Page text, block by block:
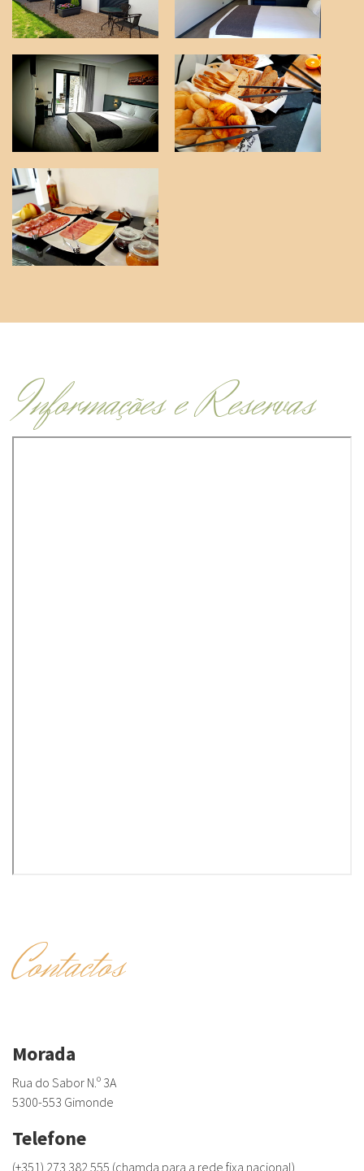
Informações e Reservas
Contactos
Morada
Rua do Sabor N.º 3A
5300-553 Gimonde
Telefone
(+351) 273 382 555 (chamda para a rede fixa nacional)